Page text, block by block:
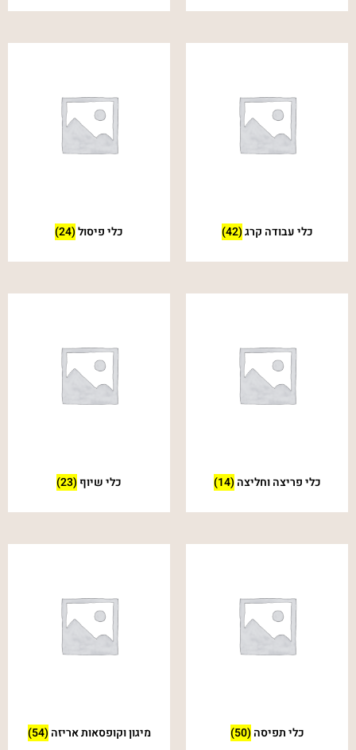
כלי עבודה קרג(42) כלי פיסול(24)
כלי פריצה וחליצה (14) כלי שיוף (23)
כלי תפיסה (50) מיגון וקופסאות אריזה (54)